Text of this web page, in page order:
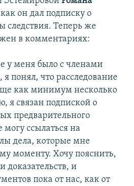
как он дал подписку о
следствия. Теперь же
в комментариях:
у меня было с членами
понял, что расследование
как минимум несколько
я связан подпиской о
предварительного
могу ссылаться на
дела, которые мне
моменту. Хочу пояснить,
доказательств, и
пока от нас, как от